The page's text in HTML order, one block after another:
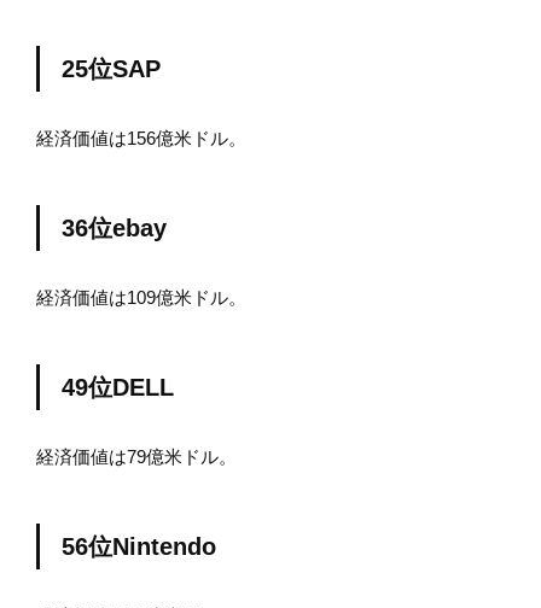
25位SAP
経済価値は156億米ドル。
36位ebay
経済価値は109億米ドル。
49位DELL
経済価値は79億米ドル。
56位Nintendo